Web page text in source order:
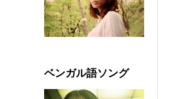
ベンガル語ソング